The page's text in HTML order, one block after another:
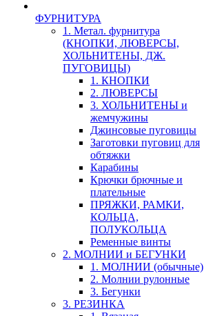
ФУРНИТУРА
1. Метал. фурнитура
(КНОПКИ, ЛЮВЕРСЫ,
ХОЛЬНИТЕНЫ, ДЖ.
ПУГОВИЦЫ)
1. КНОПКИ
2. ЛЮВЕРСЫ
3. ХОЛЬНИТЕНЫ и
жемчужины
Джинсовые пуговицы
Заготовки пуговиц для
обтяжки
Карабины
Крючки брючные и
плательные
ПРЯЖКИ, РАМКИ,
КОЛЬЦА,
ПОЛУКОЛЬЦА
Ременные винты
2. МОЛНИИ и БЕГУНКИ
1. МОЛНИИ (обычные)
2. Молнии рулонные
3. Бегунки
3. РЕЗИНКА